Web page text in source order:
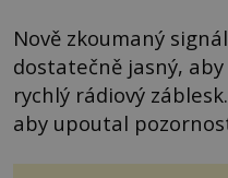
Nově zkoumaný
dostatečně jasný,
rychlý rádiový
aby upoutal